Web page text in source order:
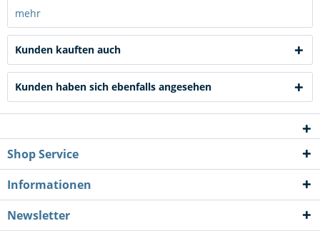
mehr
Kunden kauften auch
Kunden haben sich ebenfalls angesehen
Shop Service
Informationen
Newsletter